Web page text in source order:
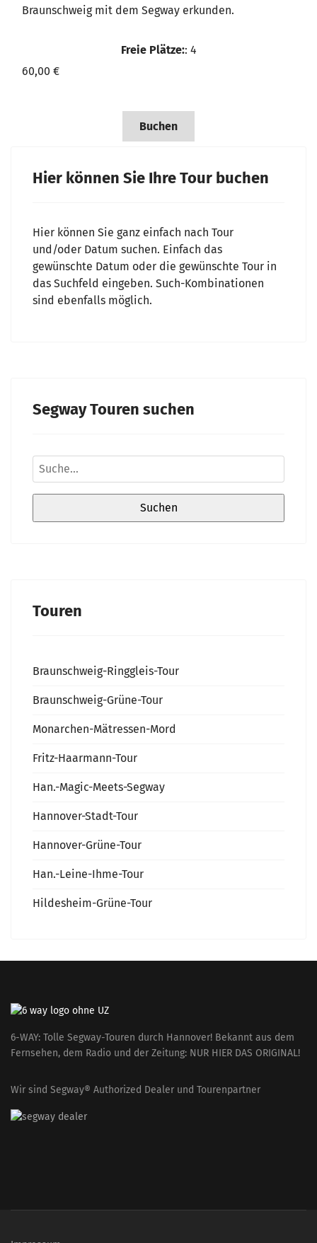
Braunschweig mit dem Segway erkunden.
Freie Plätze:: 4
60,00 €
Buchen
Hier können Sie Ihre Tour buchen
Hier können Sie ganz einfach nach Tour
und/oder Datum suchen. Einfach das
gewünschte Datum oder die gewünschte Tour in
das Suchfeld eingeben. Such-Kombinationen
sind ebenfalls möglich.
Segway Touren suchen
Touren
Braunschweig-Ringgleis-Tour
Braunschweig-Grüne-Tour
Monarchen-Mätressen-Mord
Fritz-Haarmann-Tour
Han.-Magic-Meets-Segway
Hannover-Stadt-Tour
Hannover-Grüne-Tour
Han.-Leine-Ihme-Tour
Hildesheim-Grüne-Tour
6-WAY: Tolle Segway-Touren durch Hannover! Bekannt aus dem
Fernsehen, dem Radio und der Zeitung: NUR HIER DAS ORIGINAL!
Wir sind Segway® Authorized Dealer und Tourenpartner